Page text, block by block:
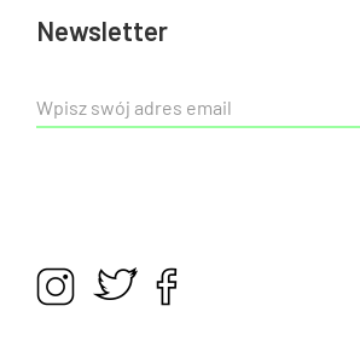
Newsletter